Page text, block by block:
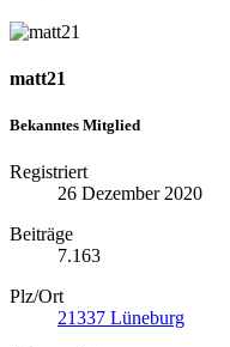
matt21
Bekanntes Mitglied
Registriert
26 Dezember 2020
Beiträge
7.163
Plz/Ort
21337 Lüneburg